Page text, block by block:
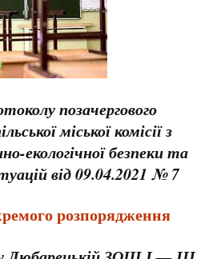
позачергового
міської комісії з
екологічної безпеки та
від 09.04.2021 № 7
розпорядження